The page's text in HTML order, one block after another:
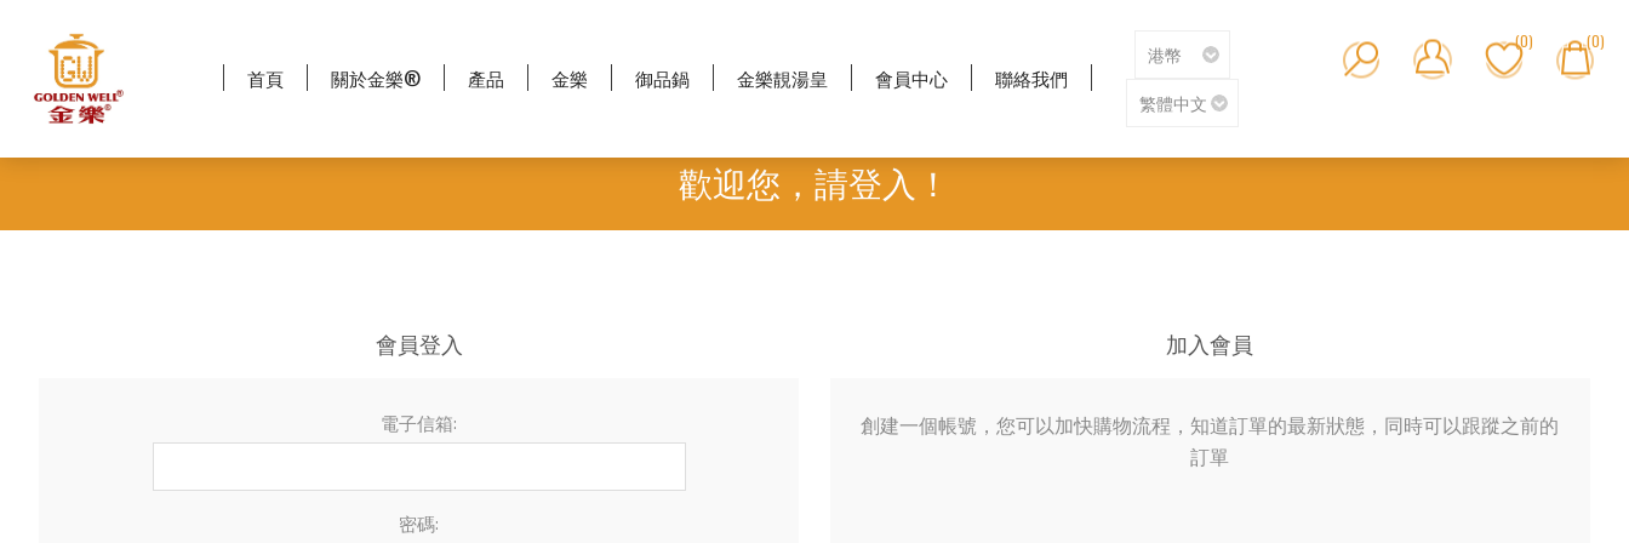
首頁 關於金樂® 產品 金樂 御品鍋 金樂靚湯皇 會員中心 聯絡我們
(0) (0)
歡迎您，請登入！
會員登入
電子信箱:
密碼:
加入會員
創建一個帳號，您可以加快購物流程，知道訂單的最新狀態，同時可以跟蹤之前的
訂單